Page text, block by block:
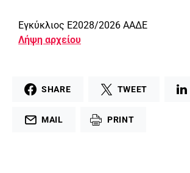
Εγκύκλιος Ε2028/2026 ΑΑΔΕ
Λήψη αρχείου
SHARE TWEET
MAIL PRINT